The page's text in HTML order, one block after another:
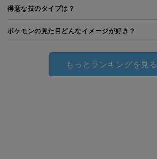
得意な技のタイプは？
ポケモンの見た目どんなイメージが好き？
もっとランキングを見る